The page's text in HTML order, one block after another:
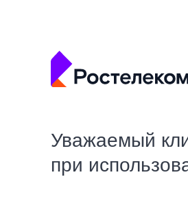
Уважаемый
при